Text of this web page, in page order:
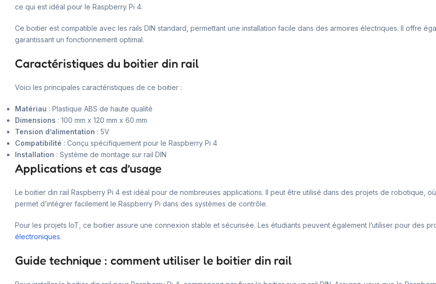
ce qui est idéal pour le Raspberry Pi 4.
Ce boitier est compatible avec les rails DIN standard, permettant une installation facile dans des armoires électriques. Il offre
garantissant un fonctionnement optimal.
Caractéristiques du boitier din rail
Voici les principales caractéristiques de ce boitier :
Matériau : Plastique ABS de haute qualité
Dimensions : 100 mm x 120 mm x 60 mm
Tension d’alimentation : 5V
Compatibilité : Conçu spécifiquement pour le Raspberry Pi 4
Installation : Système de montage sur rail DIN
Applications et cas d’usage
Le boitier din rail Raspberry Pi 4 est idéal pour de nombreuses applications. Il peut être utilisé dans des projets de robotique,
permet d’intégrer facilement le Raspberry Pi dans des systèmes de contrôle.
Pour les projets IoT, ce boitier assure une connexion stable et sécurisée. Les étudiants peuvent également l’utiliser pour des
électroniques.
Guide technique : comment utiliser le boitier din rail